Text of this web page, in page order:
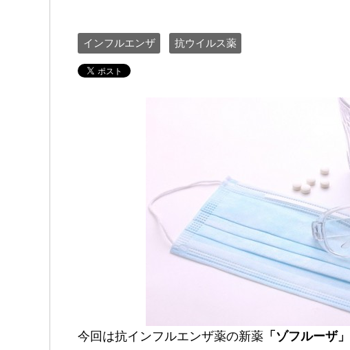
インフルエンザ 抗ウイルス薬
今回は抗インフルエンザ薬の新薬 「ゾフルーザ」